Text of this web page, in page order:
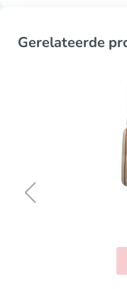
Gerelateerde